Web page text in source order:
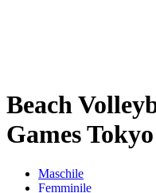
Beach
Games
Maschile
Femminile